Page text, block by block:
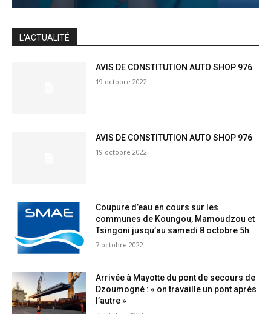
JE M'INSCRIS
L'ACTUALITÉ
AVIS DE CONSTITUTION AUTO SHOP 976
19 octobre 2022
AVIS DE CONSTITUTION AUTO SHOP 976
19 octobre 2022
Coupure d’eau en cours sur les
communes de Koungou, Mamoudzou et
Tsingoni jusqu’au samedi 8 octobre 5h
7 octobre 2022
Arrivée à Mayotte du pont de secours de
Dzoumogné : « on travaille un pont après
l’autre »